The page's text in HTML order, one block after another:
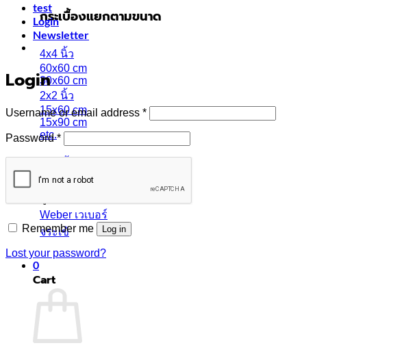
กระเบื้องแยกตามขนาด
4x4 นิ้ว
60x60 cm
30x60 cm
2x2 นิ้ว
15x60 cm
15x90 cm
etc.
กระเบื้องแยกตามลวดลาย
Weber เวเบอร์
จระเข้
0
Cart
test
Login
Newsletter
Login
Username or email address *Required
Password*Required
Remember me Log in
Lost your password?